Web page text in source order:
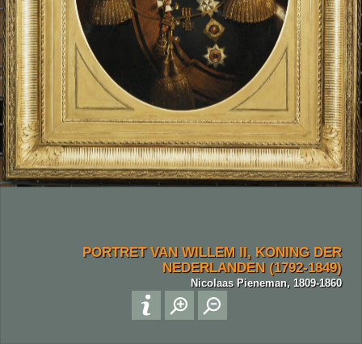
PORTRET VAN WILLEM II, KONING DER
NEDERLANDEN (1792-1849)
Nicolaas Pieneman, 1809-1860